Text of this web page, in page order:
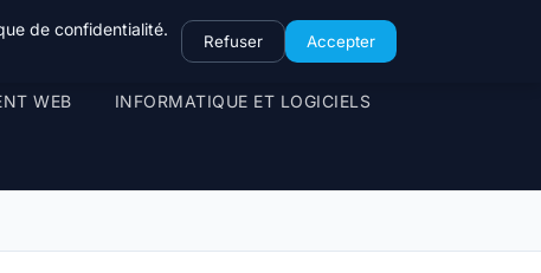
WEB INFORMATIQUE ET LOGICIELS
de confidentialité.
Refuser Accepter